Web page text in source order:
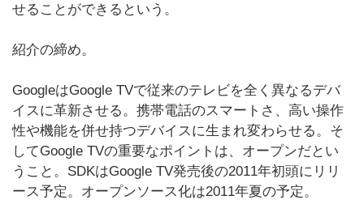
せることができるという。
紹介の締め。
GoogleはGoogle TVで従来のテレビを全く異なるデバ
イスに革新させる。携帯電話のスマートさ、高い操作
性や機能を併せ持つデバイスに生まれ変わらせる。そ
してGoogle TVの重要なポイントは、オープンだとい
うこと。SDKはGoogle TV発売後の2011年初頭にリリ
ース予定。オープンソース化は2011年夏の予定。